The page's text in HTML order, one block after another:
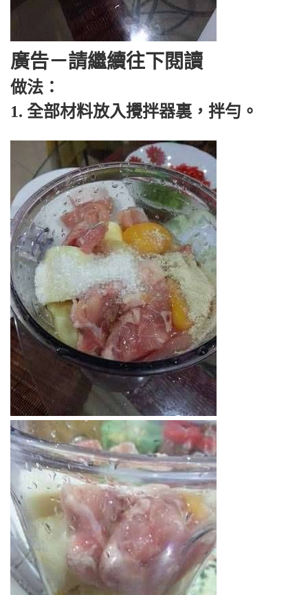
廣告－請繼續往下閱讀
做法：
1. 全部材料放入攪拌器裏，拌勻。